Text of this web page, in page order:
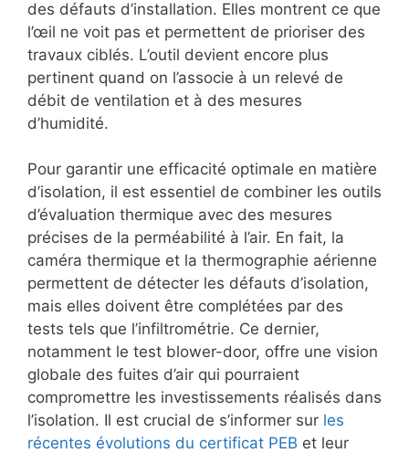
des défauts d’installation. Elles montrent ce que
l’œil ne voit pas et permettent de prioriser des
travaux ciblés. L’outil devient encore plus
pertinent quand on l’associe à un relevé de
débit de ventilation et à des mesures
d’humidité.
Pour garantir une efficacité optimale en matière
d’isolation, il est essentiel de combiner les outils
d’évaluation thermique avec des mesures
précises de la perméabilité à l’air. En fait, la
caméra thermique et la thermographie aérienne
permettent de détecter les défauts d’isolation,
mais elles doivent être complétées par des
tests tels que l’infiltrométrie. Ce dernier,
notamment le test blower-door, offre une vision
globale des fuites d’air qui pourraient
compromettre les investissements réalisés dans
l’isolation. Il est crucial de s’informer sur les
récentes évolutions du certificat PEB et leur